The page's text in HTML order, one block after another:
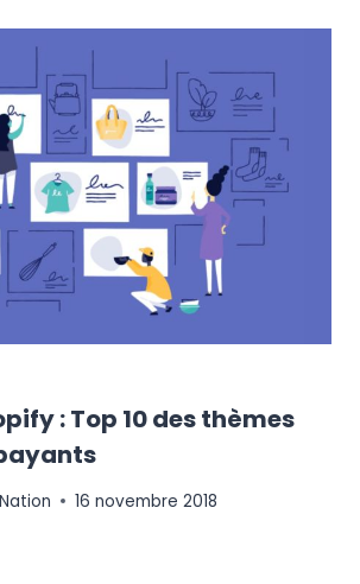
: Top 10 des thèmes
16 novembre 2018